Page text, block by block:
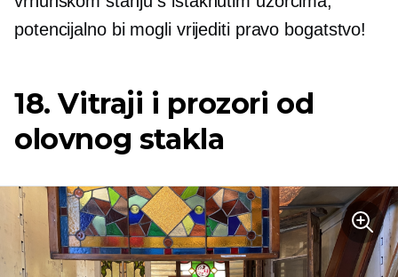
potencijalno bi mogli vrijediti pravo bogatstvo!
18. Vitraji i prozori od
olovnog stakla